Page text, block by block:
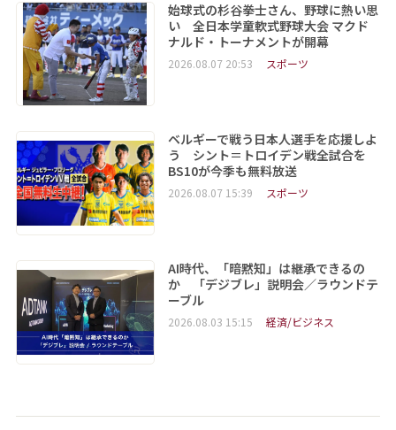
始球式の杉谷拳士さん、野球に熱い思
い 全日本学童軟式野球大会 マクド
ナルド・トーナメントが開幕
2026.08.07 20:53 スポーツ
ベルギーで戦う日本人選手を応援しよ
う シント＝トロイデン戦全試合を
BS10が今季も無料放送
2026.08.07 15:39 スポーツ
AI時代、「暗黙知」は継承できるの
か 「デジブレ」説明会／ラウンドテ
ーブル
2026.08.03 15:15 経済/ビジネス